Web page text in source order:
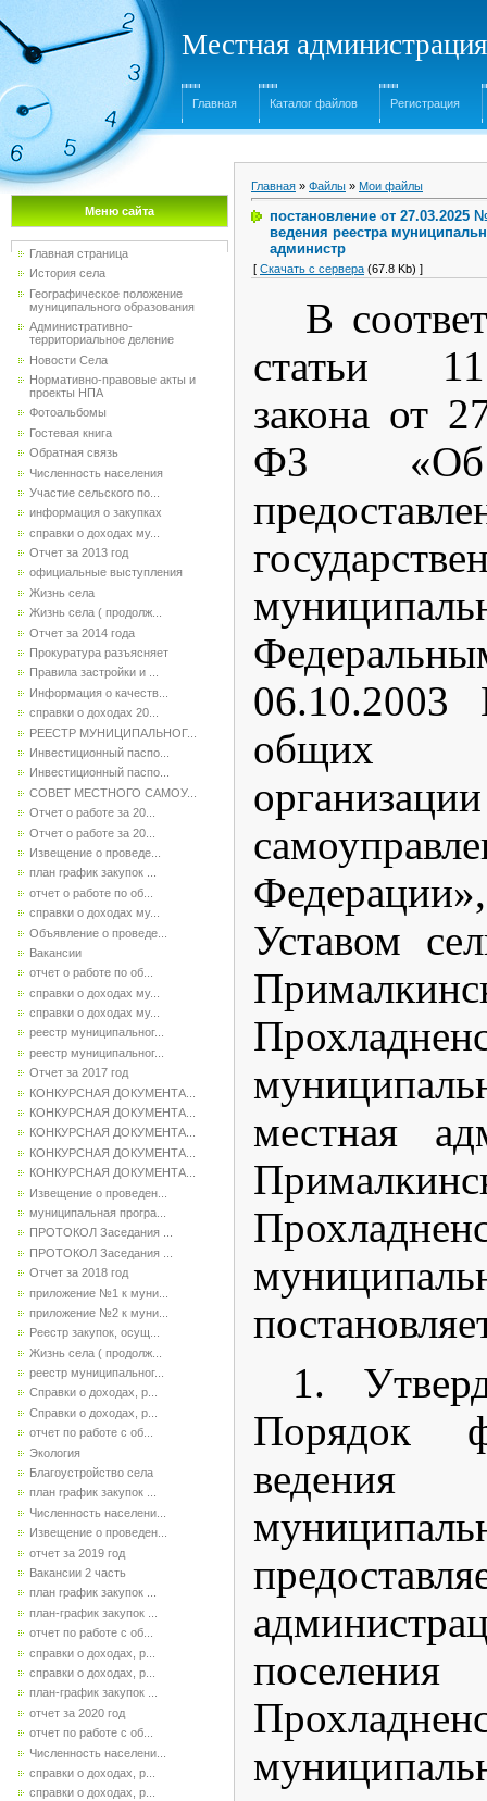
Местная
Главная Каталог файлов Регистрация
Меню сайта
Главная страница
История села
Географическое положение
муниципального образования
Административно-
территориальное деление
Новости Села
Нормативно-правовые акты и
проекты НПА
Фотоальбомы
Гостевая книга
Обратная связь
Численность населения
Участие сельского по...
информация о закупках
справки о доходах му...
Отчет за 2013 год
официальные выступления
Жизнь села
Жизнь села ( продолж...
Отчет за 2014 года
Прокуратура разъясняет
Правила застройки и ...
Информация о качеств...
справки о доходах 20...
РЕЕСТР МУНИЦИПАЛЬНОГ...
Инвестиционный паспо...
Инвестиционный паспо...
СОВЕТ МЕСТНОГО САМОУ...
Отчет о работе за 20...
Отчет о работе за 20...
Извещение о проведе...
план график закупок ...
отчет о работе по об...
справки о доходах му...
Объявление о проведе...
Вакансии
отчет о работе по об...
справки о доходах му...
справки о доходах му...
реестр муниципальног...
реестр муниципальног...
Отчет за 2017 год
КОНКУРСНАЯ ДОКУМЕНТА...
КОНКУРСНАЯ ДОКУМЕНТА...
КОНКУРСНАЯ ДОКУМЕНТА...
КОНКУРСНАЯ ДОКУМЕНТА...
КОНКУРСНАЯ ДОКУМЕНТА...
Извещение о проведен...
муниципальная програ...
ПРОТОКОЛ Заседания ...
ПРОТОКОЛ Заседания ...
Отчет за 2018 год
приложение №1 к муни...
приложение №2 к муни...
Реестр закупок, осущ...
Жизнь села ( продолж...
реестр муниципальног...
Справки о доходах, р...
Справки о доходах, р...
отчет по работе с об...
Экология
Благоустройство села
план график закупок ...
Численность населени...
Извещение о проведен...
отчет за 2019 год
Вакансии 2 часть
план график закупок ...
план-график закупок ...
отчет по работе с об...
справки о доходах, р...
справки о доходах, р...
план-график закупок ...
отчет за 2020 год
отчет по работе с об...
Численность населени...
справки о доходах, р...
справки о доходах, р...
Главная » Файлы » Мои файлы
постановление от
ведения реестра
администр
[ Скачать с сервера (67.8 Kb) ]
В
статьи
закона от
ФЗ «Об
общих
Уставом
местная
1.
Порядок